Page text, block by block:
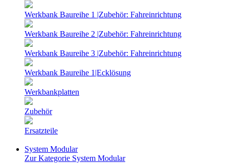
Werkbank Baureihe 1 |Zubehör: Fahreinrichtung
Werkbank Baureihe 2 |Zubehör: Fahreinrichtung
Werkbank Baureihe 3 |Zubehör: Fahreinrichtung
Werkbank Baureihe 1|Ecklösung
Werkbankplatten
Zubehör
Ersatzteile
System Modular
Zur Kategorie System Modular